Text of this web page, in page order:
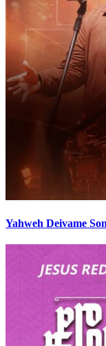
Yahweh Deivame